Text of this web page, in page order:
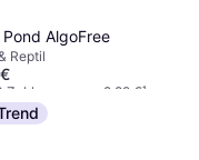
AlgoFree
Reptil
Zahlungen von 2,89 €¹